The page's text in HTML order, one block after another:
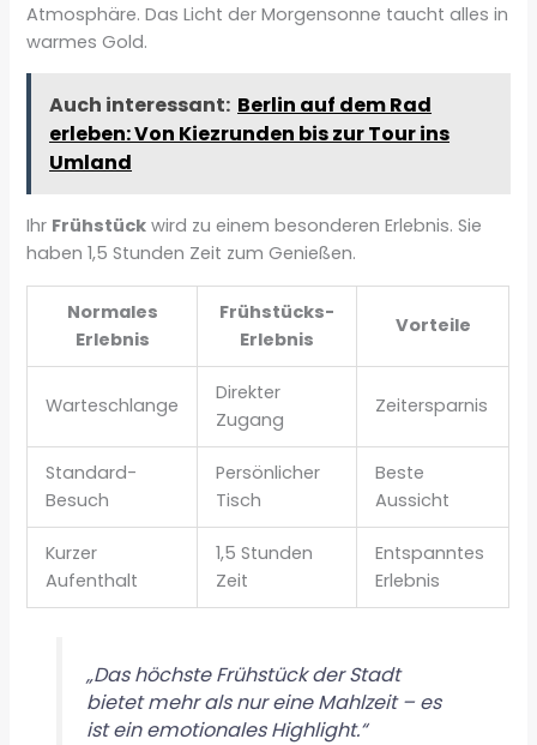
Atmosphäre. Das Licht der Morgensonne taucht alles in
warmes Gold.
Auch interessant: Berlin auf dem Rad
erleben: Von Kiezrunden bis zur Tour ins
Umland
Ihr Frühstück wird zu einem besonderen Erlebnis. Sie
haben 1,5 Stunden Zeit zum Genießen.
Normales
Erlebnis
Frühstücks-
Erlebnis
Vorteile
Warteschlange
Direkter
Zugang
Zeitersparnis
Standard-
Besuch
Persönlicher
Tisch
Beste
Aussicht
Kurzer
Aufenthalt
1,5 Stunden
Zeit
Entspanntes
Erlebnis
„Das höchste Frühstück der Stadt
bietet mehr als nur eine Mahlzeit – es
ist ein emotionales Highlight.“